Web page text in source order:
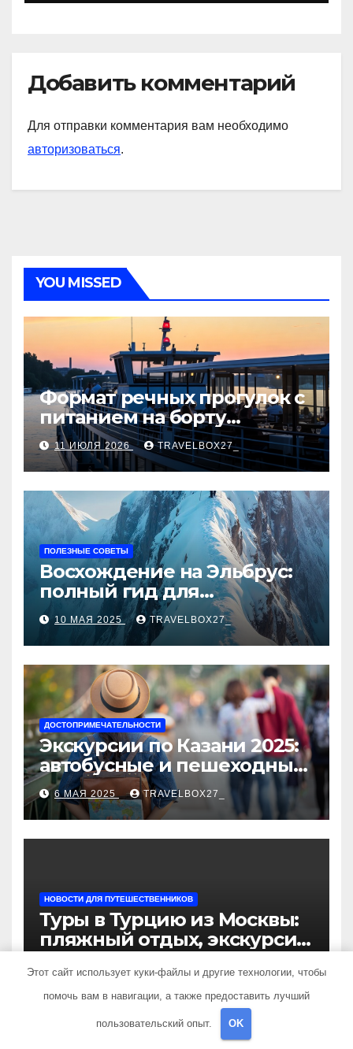
Добавить комментарий
Для отправки комментария вам необходимо
авторизоваться.
YOU MISSED
Формат речных прогулок с
питанием на борту
теплохода
11 ИЮЛЯ 2026 TRAVELBOX27_
ПОЛЕЗНЫЕ СОВЕТЫ
Восхождение на Эльбрус:
полный гид для
покорителя высочайшей
вершины Европы
10 МАЯ 2025 TRAVELBOX27_
ДОСТОПРИМЕЧАТЕЛЬНОСТИ
Экскурсии по Казани 2025:
автобусные и пешеходные
туры от туроператора
«Казан360»
6 МАЯ 2025 TRAVELBOX27_
НОВОСТИ ДЛЯ ПУТЕШЕСТВЕННИКОВ
Туры в Турцию из Москвы:
пляжный отдых, экскурсии
и лучшие курорты
6 МАЯ 2025 TRAVELBOX27_
Этот сайт использует куки-файлы и другие технологии, чтобы
помочь вам в навигации, а также предоставить лучший
пользовательский опыт. OK